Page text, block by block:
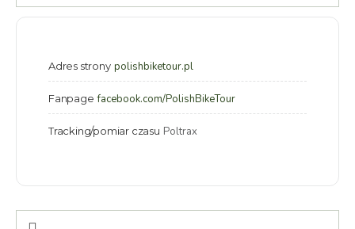
Adres strony polishbiketour.pl
Fanpage facebook.com/PolishBikeTour
Tracking/pomiar czasu Poltrax